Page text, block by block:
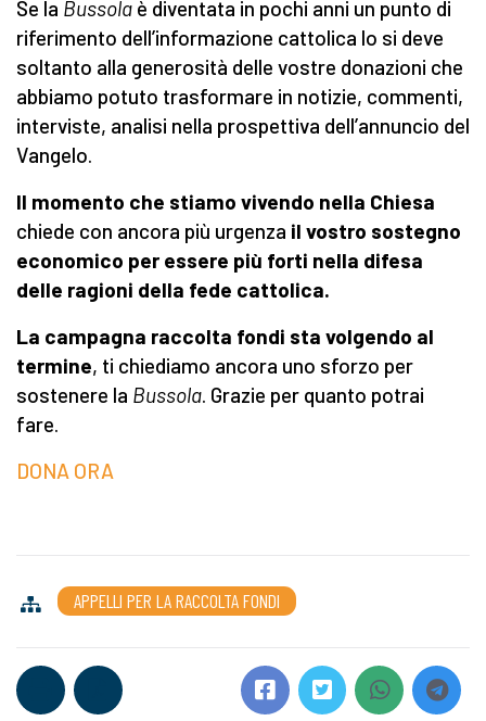
Se la Bussola è diventata in pochi anni un punto di
riferimento dell’informazione cattolica lo si deve
soltanto alla generosità delle vostre donazioni che
abbiamo potuto trasformare in notizie, commenti,
interviste, analisi nella prospettiva dell’annuncio del
Vangelo.
Il momento che stiamo vivendo nella Chiesa
chiede con ancora più urgenza il vostro sostegno
economico per essere più forti nella difesa
delle ragioni della fede cattolica.
La campagna raccolta fondi sta volgendo al
termine, ti chiediamo ancora uno sforzo per
sostenere la Bussola. Grazie per quanto potrai
fare.
DONA ORA
APPELLI PER LA RACCOLTA FONDI